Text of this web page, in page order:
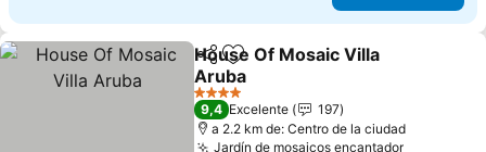
CompartirAgregar a favoritos
House Of Mosaic Villa
Aruba
Ver precios
4 Estrellas
9,4 Excelente
197
a 2.2 km de: Centro de la ciudad
Jardín de mosaicos encantador